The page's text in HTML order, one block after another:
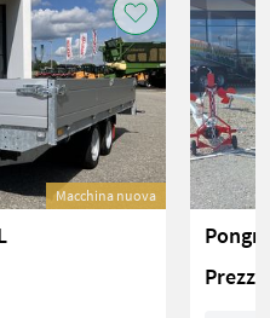
Macchina nuova